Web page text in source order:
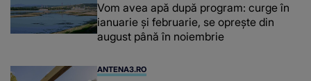
Vom avea apă după program: curge în
ianuarie și februarie, se oprește din
august până în noiembrie
ANTENA3.RO